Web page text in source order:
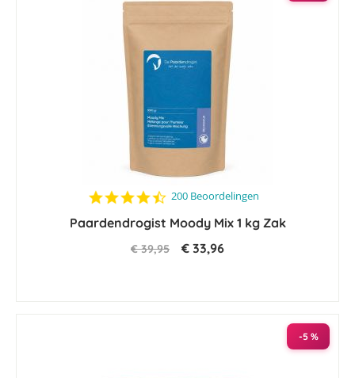
4.6
rating
200 Beoordelingen
Paardendrogist Moody Mix 1 kg Zak
€ 39,95 € 33,96
-5 %